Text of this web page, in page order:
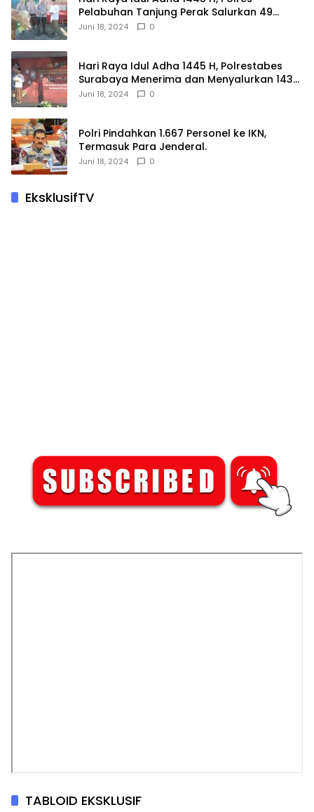
Pelabuhan Tanjung Perak Salurkan 49
Hewan Korban.
Juni 18, 2024 0
Hari Raya Idul Adha 1445 H, Polrestabes
Surabaya Menerima dan Menyalurkan 143
Hewan Kurban
Juni 18, 2024 0
Polri Pindahkan 1.667 Personel ke IKN,
Termasuk Para Jenderal.
Juni 18, 2024 0
EksklusifTV
TABLOID EKSKLUSIF